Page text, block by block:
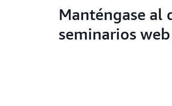
Manténgase al
seminarios web